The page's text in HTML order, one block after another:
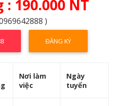
190.000 NT
)
ĐĂNG KÝ
Nơi làm
việc
Ngày
tuyển